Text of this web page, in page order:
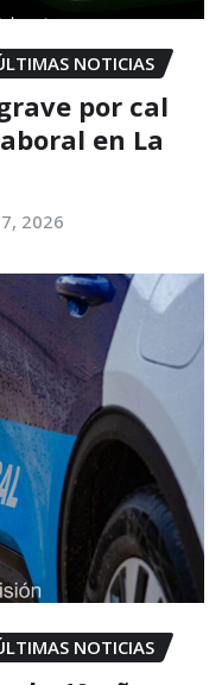
NOTICIAS
por cal
en La
2026
NOTICIAS